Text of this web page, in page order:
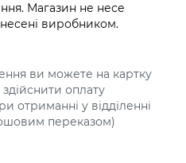
Магазин не несе
виробником.
ви можете на картку
оплату
отриманні у відділенні
переказом)